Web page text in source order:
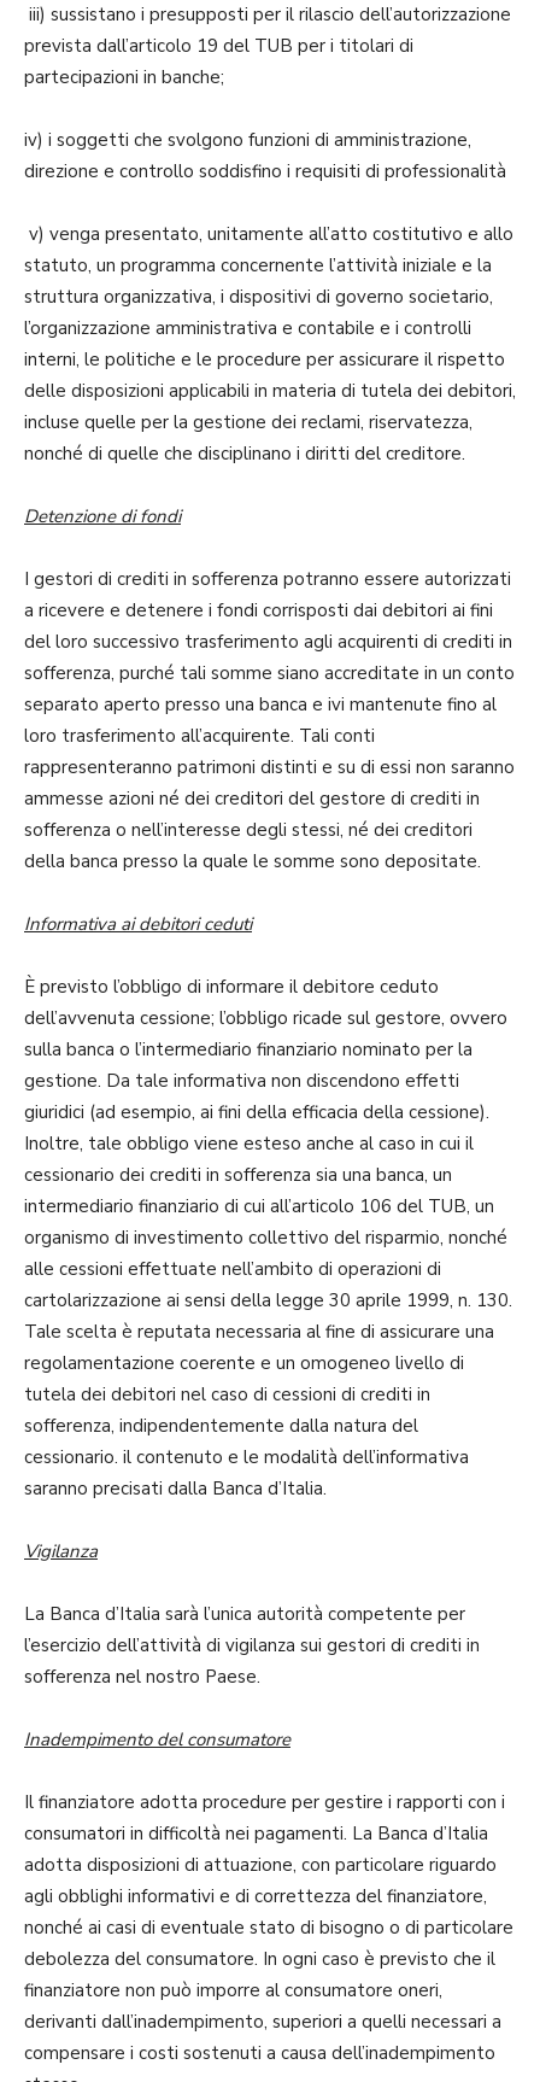
iii) sussistano i presupposti per il rilascio dell’autorizzazione
prevista dall’articolo 19 del TUB per i titolari di
partecipazioni in banche;
iv) i soggetti che svolgono funzioni di amministrazione,
direzione e controllo soddisfino i requisiti di professionalità
v) venga presentato, unitamente all’atto costitutivo e allo
statuto, un programma concernente l’attività iniziale e la
struttura organizzativa, i dispositivi di governo societario,
l’organizzazione amministrativa e contabile e i controlli
interni, le politiche e le procedure per assicurare il rispetto
delle disposizioni applicabili in materia di tutela dei debitori,
incluse quelle per la gestione dei reclami, riservatezza,
nonché di quelle che disciplinano i diritti del creditore.
Detenzione di fondi
I gestori di crediti in sofferenza potranno essere autorizzati
a ricevere e detenere i fondi corrisposti dai debitori ai fini
del loro successivo trasferimento agli acquirenti di crediti in
sofferenza, purché tali somme siano accreditate in un conto
separato aperto presso una banca e ivi mantenute fino al
loro trasferimento all’acquirente. Tali conti
rappresenteranno patrimoni distinti e su di essi non saranno
ammesse azioni né dei creditori del gestore di crediti in
sofferenza o nell’interesse degli stessi, né dei creditori
della banca presso la quale le somme sono depositate.
Informativa ai debitori ceduti
È previsto l’obbligo di informare il debitore ceduto
dell’avvenuta cessione; l’obbligo ricade sul gestore, ovvero
sulla banca o l’intermediario finanziario nominato per la
gestione. Da tale informativa non discendono effetti
giuridici (ad esempio, ai fini della efficacia della cessione).
Inoltre, tale obbligo viene esteso anche al caso in cui il
cessionario dei crediti in sofferenza sia una banca, un
intermediario finanziario di cui all’articolo 106 del TUB, un
organismo di investimento collettivo del risparmio, nonché
alle cessioni effettuate nell’ambito di operazioni di
cartolarizzazione ai sensi della legge 30 aprile 1999, n. 130.
Tale scelta è reputata necessaria al fine di assicurare una
regolamentazione coerente e un omogeneo livello di
tutela dei debitori nel caso di cessioni di crediti in
sofferenza, indipendentemente dalla natura del
cessionario. il contenuto e le modalità dell’informativa
saranno precisati dalla Banca d’Italia.
Vigilanza
La Banca d’Italia sarà l’unica autorità competente per
l’esercizio dell’attività di vigilanza sui gestori di crediti in
sofferenza nel nostro Paese.
Inadempimento del consumatore
Il finanziatore adotta procedure per gestire i rapporti con i
consumatori in difficoltà nei pagamenti. La Banca d’Italia
adotta disposizioni di attuazione, con particolare riguardo
agli obblighi informativi e di correttezza del finanziatore,
nonché ai casi di eventuale stato di bisogno o di particolare
debolezza del consumatore. In ogni caso è previsto che il
finanziatore non può imporre al consumatore oneri,
derivanti dall’inadempimento, superiori a quelli necessari a
compensare i costi sostenuti a causa dell’inadempimento